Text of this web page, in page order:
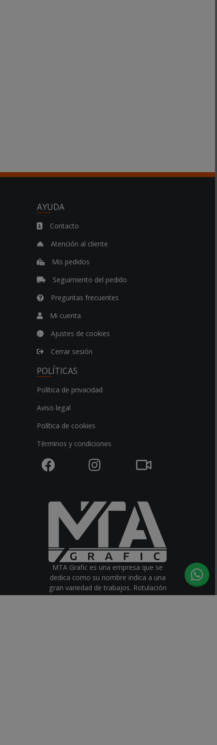
AYUDA
Contacto
Atención al cliente
Mis pedidos
Seguimiento del pedido
Preguntas frecuentes
Mi cuenta
Ajustes de cookies
Cerrar sesión
POLÍTICAS
Política de privacidad
Aviso legal
Política de cookies
Términos y condiciones
MTA Grafic es una empresa que se
dedica como su nombre indica a una
gran variedad de trabajos. Rotulación
de vehículos y carteles, luminosos,